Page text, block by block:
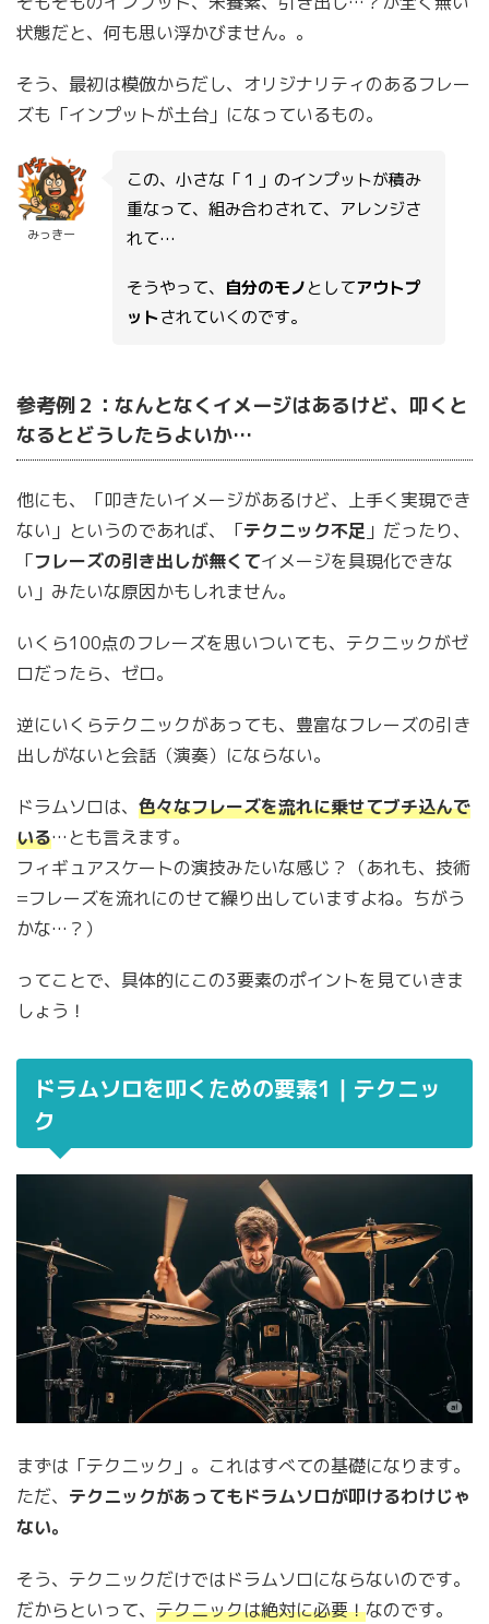
状態だと、何も思い浮かびません。。
そう、最初は模倣からだし、オリジナリティのあるフレー
ズも「インプットが土台」になっているもの。
みっきー
この、小さな「１」のインプットが積み
重なって、組み合わされて、アレンジさ
れて…
そうやって、 自分のモノとしてアウトプ
ットされていくのです。
参考例２：なんとなくイメージはあるけど、叩くと
なるとどうしたらよいか…
他にも、「叩きたいイメージがあるけど、上手く実現でき
ない」というのであれば、「テクニック不足 」だったり、
「フレーズの引き出しが無くてイメージを具現化できな
い」みたいな原因かもしれません。
いくら100点のフレーズを思いついても、テクニックがゼ
ロだったら、ゼロ。
逆にいくらテクニックがあっても、豊富なフレーズの引き
出しがないと会話（演奏）にならない。
ドラムソロは、 色々なフレーズを流れに乗せてブチ込んで
いる…とも言えます。
フィギュアスケートの演技みたいな感じ？（あれも、技術
=フレーズを流れにのせて繰り出していますよね。ちがう
かな…？）
ってことで、具体的にこの3要素のポイントを見ていきま
しょう！
ドラムソロを叩くための要素1｜テクニッ
ク
まずは「テクニック」。これはすべての基礎になります。
ただ、 テクニックがあってもドラムソロが叩けるわけじゃ
ない。
そう、テクニックだけではドラムソロにならないのです。
だからといって、 テクニックは絶対に必要！なのです。